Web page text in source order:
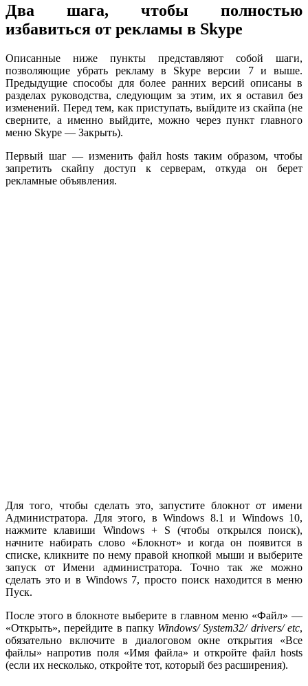
Два шага, чтобы полностью
избавиться от рекламы в Skype
Описанные ниже пункты представляют собой шаги,
позволяющие убрать рекламу в Skype версии 7 и выше.
Предыдущие способы для более ранних версий описаны в
разделах руководства, следующим за этим, их я оставил без
изменений. Перед тем, как приступать, выйдите из скайпа (не
сверните, а именно выйдите, можно через пункт главного
меню Skype — Закрыть).
Первый шаг — изменить файл hosts таким образом, чтобы
запретить скайпу доступ к серверам, откуда он берет
рекламные объявления.
Для того, чтобы сделать это, запустите блокнот от имени
Администратора. Для этого, в Windows 8.1 и Windows 10,
нажмите клавиши Windows + S (чтобы открылся поиск),
начните набирать слово «Блокнот» и когда он появится в
списке, кликните по нему правой кнопкой мыши и выберите
запуск от Имени администратора. Точно так же можно
сделать это и в Windows 7, просто поиск находится в меню
Пуск.
После этого в блокноте выберите в главном меню «Файл» —
«Открыть», перейдите в папку Windows/ System32/ drivers/ etc,
обязательно включите в диалоговом окне открытия «Все
файлы» напротив поля «Имя файла» и откройте файл hosts
(если их несколько, откройте тот, который без расширения).